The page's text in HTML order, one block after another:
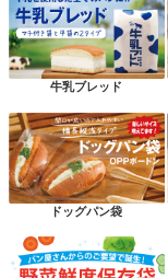
牛乳ブレッド
ドッグパン袋